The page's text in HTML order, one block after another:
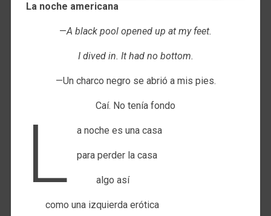
La noche americana
—A black pool opened up at my feet.
I dived in. It had no bottom.
—Un charco negro se abrió a mis pies.
Caí. No tenía fondo
l a noche es una casa
para perder la casa
algo así
como una izquierda erótica